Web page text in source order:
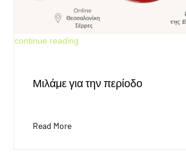
Jun 4, 2026
Μιλάμε για την περίοδο
Read More
continue reading